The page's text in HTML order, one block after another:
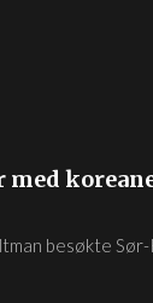
besøkte